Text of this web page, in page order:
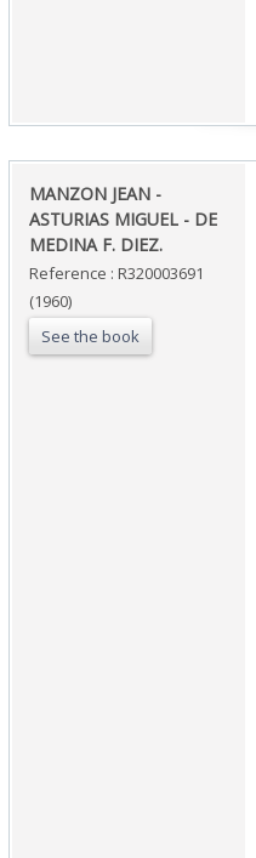
‎MANZON JEAN -
ASTURIAS MIGUEL - DE
MEDINA F. DIEZ.‎
Reference : R320003691
(1960)
See the book